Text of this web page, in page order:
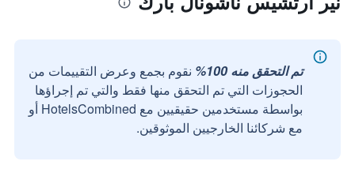
تم التحقق منه 100%
نقوم بجمع وعرض التقييمات من
الحجوزات التي تم التحقق منها فقط والتي تم إجراؤها
بواسطة مستخدمين حقيقيين مع HotelsCombined أو
مع شركائنا الخارجيين الموثوقين.